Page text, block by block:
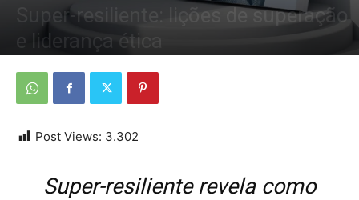
Super-resiliente: lições de superação
e liderança ética
Post Views: 3.302
Super-resiliente revela como